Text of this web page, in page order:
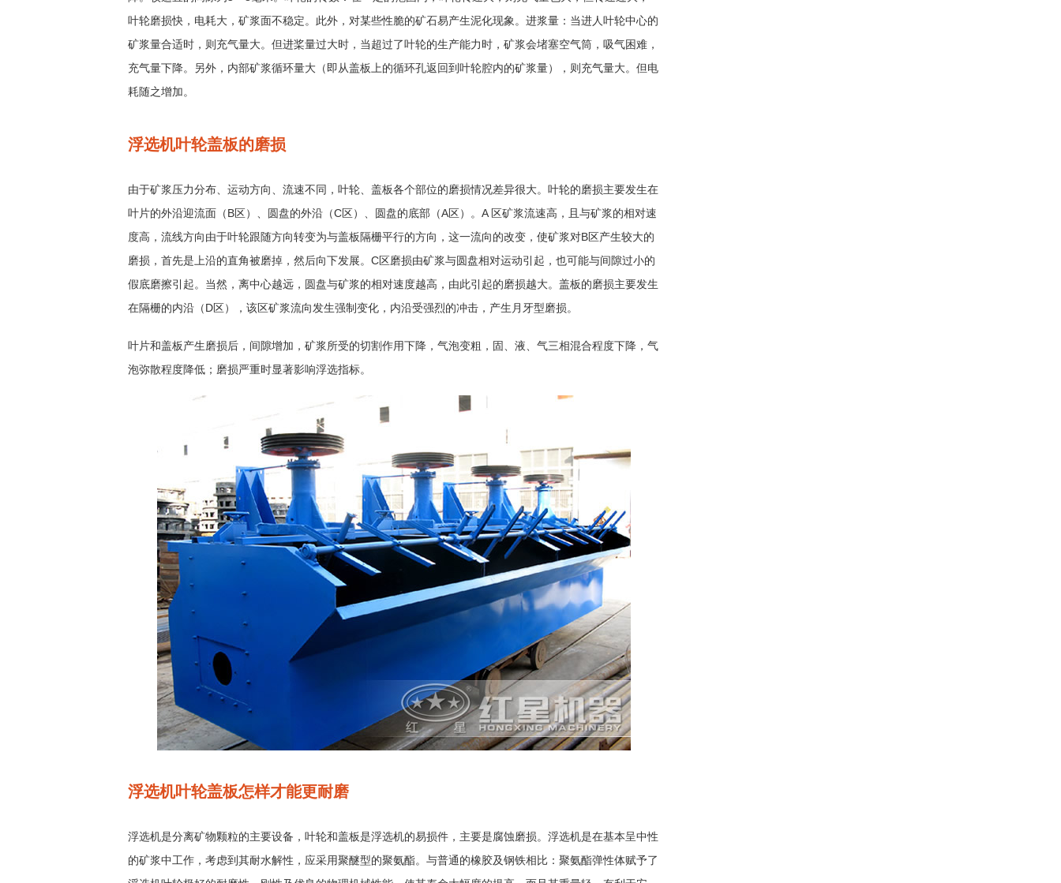
叶轮磨损快，电耗大，矿浆面不稳定。此外，对某些性脆的矿石易产生泥化现象。进浆量：当进人叶轮中心的
矿浆量合适时，则充气量大。但进桨量过大时，当超过了叶轮的生产能力时，矿浆会堵塞空气筒，吸气困难，
充气量下降。另外，内部矿浆循环量大（即从盖板上的循环孔返回到叶轮腔内的矿浆量），则充气量大。但电
耗随之增加。
浮选机叶轮盖板的磨损
由于矿浆压力分布、运动方向、流速不同，叶轮、盖板各个部位的磨损情况差异很大。叶轮的磨损主要发生在
叶片的外沿迎流面（B区）、圆盘的外沿（C区）、圆盘的底部（A区）。A 区矿浆流速高，且与矿浆的相对速
度高，流线方向由于叶轮跟随方向转变为与盖板隔栅平行的方向，这一流向的改变，使矿浆对B区产生较大的
磨损，首先是上沿的直角被磨掉，然后向下发展。C区磨损由矿浆与圆盘相对运动引起，也可能与间隙过小的
假底磨擦引起。当然，离中心越远，圆盘与矿浆的相对速度越高，由此引起的磨损越大。盖板的磨损主要发生
在隔栅的内沿（D区），该区矿浆流向发生强制变化，内沿受强烈的冲击，产生月牙型磨损。
叶片和盖板产生磨损后，间隙增加，矿浆所受的切割作用下降，气泡变粗，固、液、气三相混合程度下降，气
泡弥散程度降低；磨损严重时显著影响浮选指标。
浮选机叶轮盖板怎样才能更耐磨
浮选机是分离矿物颗粒的主要设备，叶轮和盖板是浮选机的易损件，主要是腐蚀磨损。浮选机是在基本呈中性
的矿浆中工作，考虑到其耐水解性，应采用聚醚型的聚氨酯。与普通的橡胶及钢铁相比：聚氨酯弹性体赋予了